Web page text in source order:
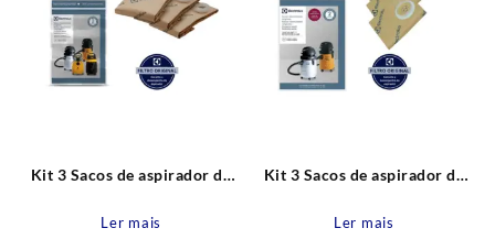
Kit 3 Sacos de aspirador de
GT30N, GTcar Novos
Ler mais
Kit 3 Sacos de aspirador de
GT3000 Antigos Descartável
Ler mais